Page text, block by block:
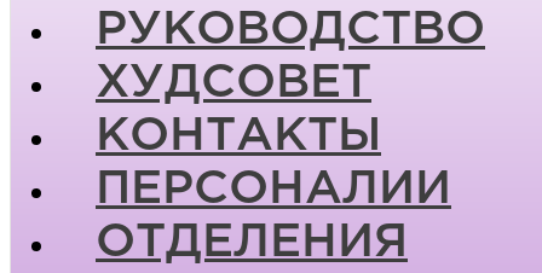
РУКОВОДСТВО
ХУДСОВЕТ
КОНТАКТЫ
ПЕРСОНАЛИИ
ОТДЕЛЕНИЯ